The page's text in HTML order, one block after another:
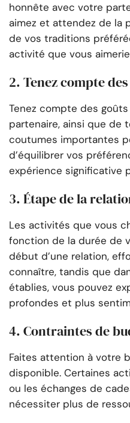
honnête avec votre
aimez et attendez de la
de vos traditions
activité que vous
2. Tenez compte
Tenez compte des
partenaire, ainsi que de
coutumes importantes
d’équilibrer vos
expérience significative
3. Étape de la
Les activités que vous
fonction de la durée de
début d’une relation,
connaître, tandis que
établies, vous pouvez
profondes et plus
4. Contraintes de
Faites attention à votre
disponible. Certaines
ou les échanges de
nécessiter plus de